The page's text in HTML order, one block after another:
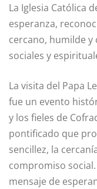
La Iglesia Católica
esperanza,
cercano, humilde
sociales y
La visita del Papa
fue un evento
y los fieles de
pontificado que
sencillez, la
compromiso
mensaje de